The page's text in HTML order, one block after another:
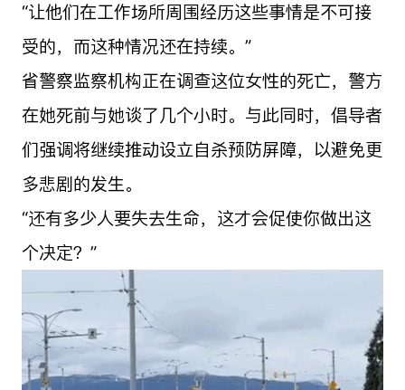
“让他们在工作场所周围经历这些事情是不可接
受的，而这种情况还在持续。”
省警察监察机构正在调查这位女性的死亡，警方
在她死前与她谈了几个小时。与此同时，倡导者
们强调将继续推动设立自杀预防屏障，以避免更
多悲剧的发生。
“还有多少人要失去生命，这才会促使你做出这
个决定？”